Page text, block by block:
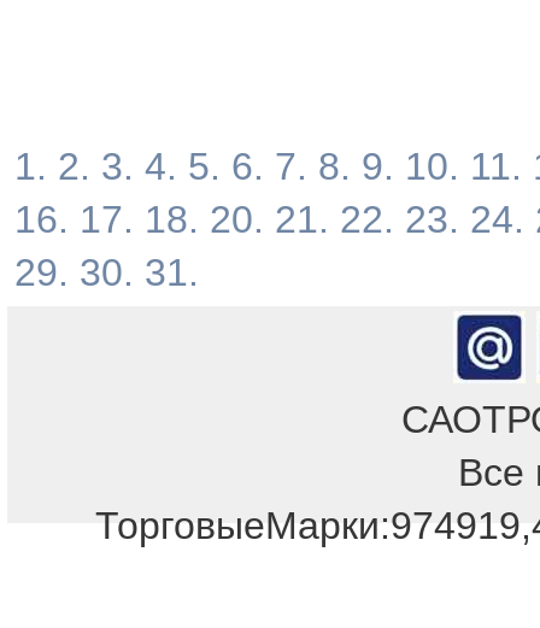
1. 2. 3. 4. 5. 6. 7. 8. 9. 10. 11.
16. 17. 18. 20. 21. 22. 23. 24.
29. 30. 31.
Все